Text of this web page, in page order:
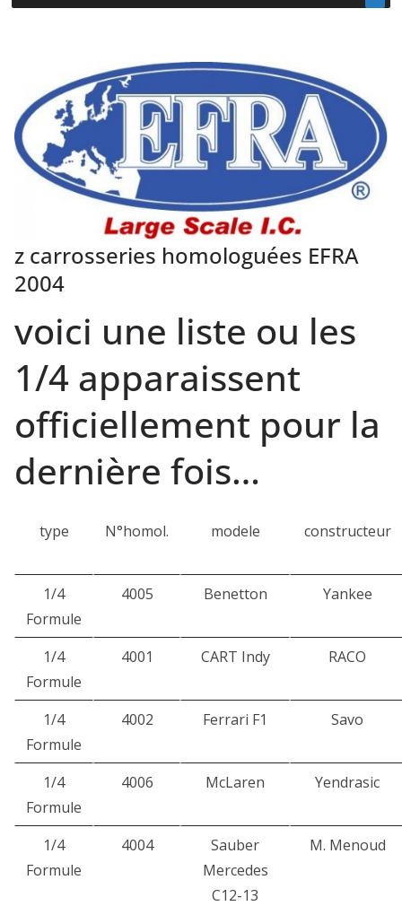
z carrosseries homologuées EFRA
2004
voici une liste ou les
1/4 apparaissent
officiellement pour la
dernière fois…
type N°homol. modele constructeur
1/4
Formule
4005 Benetton Yankee
1/4
Formule
4001 CART Indy RACO
1/4
Formule
4002 Ferrari F1 Savo
1/4
Formule
4006 McLaren Yendrasic
1/4
Formule
4004
Sauber
Mercedes
C12-13
M. Menoud